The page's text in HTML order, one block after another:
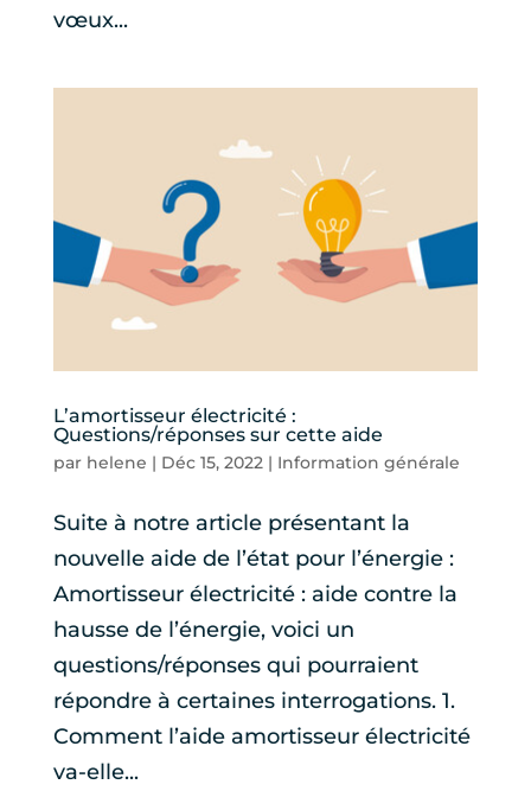
vœux...
L’amortisseur électricité :
Questions/réponses sur cette aide
par helene | Déc 15, 2022| Information générale
Suite à notre article présentant la
nouvelle aide de l’état pour l’énergie :
Amortisseur électricité : aide contre la
hausse de l’énergie, voici un
questions/réponses qui pourraient
répondre à certaines interrogations. 1.
Comment l’aide amortisseur électricité
va-elle...